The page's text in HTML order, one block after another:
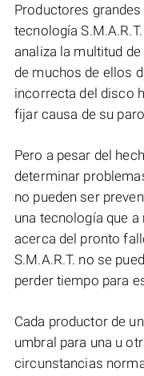
Productores
tecnología
analiza la multitud
de muchos de ellos
incorrecta del disco
fijar causa de su
Pero a pesar del
determinar
no pueden ser
una tecnología que
acerca del pronto
S.M.A.R.T. no se
perder tiempo para
Cada productor de
umbral para una u
circunstancias